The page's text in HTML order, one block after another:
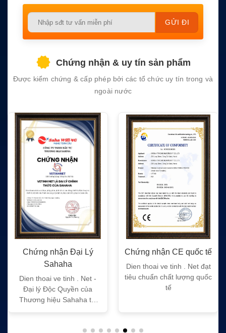
Please
empty.
Chứng nhận & uy tín sản phẩm
Được kiểm chứng & cấp phép bởi các tổ chức uy tín trong và
ngoài nước
Chứng nhận Đại Lý
Sahaha
Dien thoai ve tinh . Net -
Đại lý Độc Quyền của
Thương hiệu Sahaha tại
Chứng nhận CE quốc tế
Dien thoai ve tinh . Net đạt
tiêu chuẩn chất lượng quốc
tế